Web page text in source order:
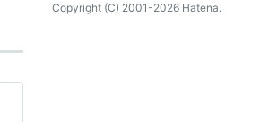
Copyright (C) 2001-2026 Hatena.